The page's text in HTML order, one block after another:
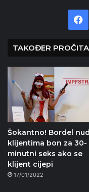
TAKOĐER
Šokantno! Bordel
klijentima bon za 30-
minutni seks ako se
klijent cijepi
17/01/2022